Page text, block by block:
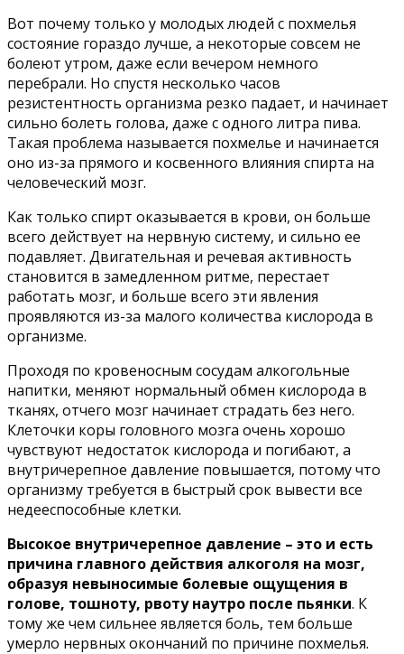
Вот почему только у молодых людей с похмелья
состояние гораздо лучше, а некоторые совсем не
болеют утром, даже если вечером немного
перебрали. Но спустя несколько часов
резистентность организма резко падает, и начинает
сильно болеть голова, даже с одного литра пива.
Такая проблема называется похмелье и начинается
оно из-за прямого и косвенного влияния спирта на
человеческий мозг.
Как только спирт оказывается в крови, он больше
всего действует на нервную систему, и сильно ее
подавляет. Двигательная и речевая активность
становится в замедленном ритме, перестает
работать мозг, и больше всего эти явления
проявляются из-за малого количества кислорода в
организме.
Проходя по кровеносным сосудам алкогольные
напитки, меняют нормальный обмен кислорода в
тканях, отчего мозг начинает страдать без него.
Клеточки коры головного мозга очень хорошо
чувствуют недостаток кислорода и погибают, а
внутричерепное давление повышается, потому что
организму требуется в быстрый срок вывести все
недееспособные клетки.
Высокое внутричерепное давление – это и есть
причина главного действия алкоголя на мозг,
образуя невыносимые болевые ощущения в
голове, тошноту, рвоту наутро после пьянки. К
тому же чем сильнее является боль, тем больше
умерло нервных окончаний по причине похмелья.